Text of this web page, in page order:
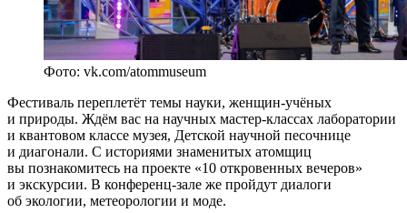
Фото: vk.com/atommuseum
Фестиваль переплетёт темы науки, женщин-учёных
и природы. Ждём вас на научных мастер-классах лаборатории
и квантовом классе музея, Детской научной песочнице
и диагонали. С историями знаменитых атомщиц
вы познакомитесь на проекте «10 откровенных вечеров»
и экскурсии. В конференц-зале же пройдут диалоги
об экологии, метеорологии и моде.